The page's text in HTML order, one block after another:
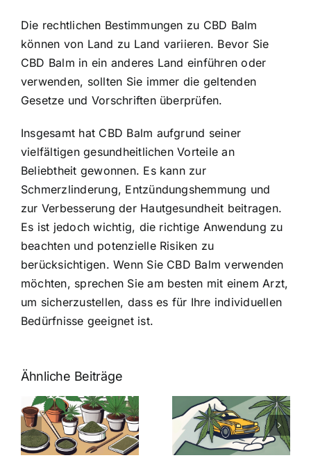
Die rechtlichen Bestimmungen zu CBD Balm
können von Land zu Land variieren. Bevor Sie
CBD Balm in ein anderes Land einführen oder
verwenden, sollten Sie immer die geltenden
Gesetze und Vorschriften überprüfen.
Insgesamt hat CBD Balm aufgrund seiner
vielfältigen gesundheitlichen Vorteile an
Beliebtheit gewonnen. Es kann zur
Schmerzlinderung, Entzündungshemmung und
zur Verbesserung der Hautgesundheit beitragen.
Es ist jedoch wichtig, die richtige Anwendung zu
beachten und potenzielle Risiken zu
berücksichtigen. Wenn Sie CBD Balm verwenden
möchten, sprechen Sie am besten mit einem Arzt,
um sicherzustellen, dass es für Ihre individuellen
Bedürfnisse geeignet ist.
Ähnliche Beiträge
Neue THC-
Grenzwert-
Regelung:
Was Sie über
Cannabis und
Cannabis
Samen
kaufen: Alles
was Sie